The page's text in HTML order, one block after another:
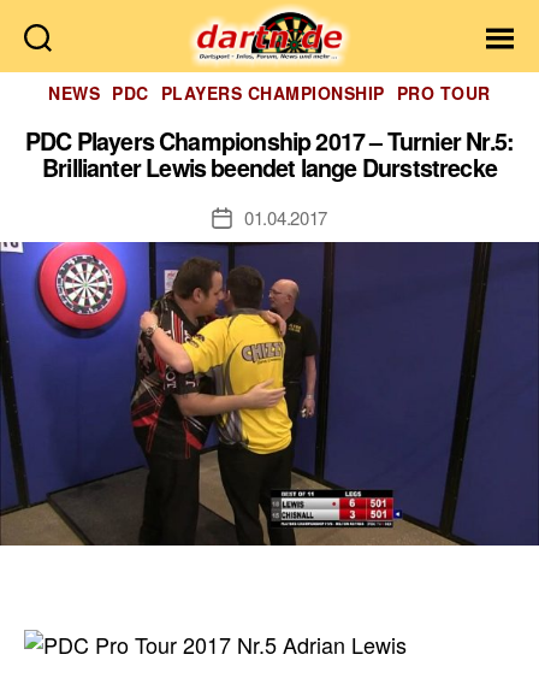
Dartn.de
Kategorien
NEWS PDC PLAYERS CHAMPIONSHIP PRO TOUR
PDC Players Championship 2017 – Turnier Nr.5:
Brillianter Lewis beendet lange Durststrecke
Veröffentlichungsdatum
01.04.2017